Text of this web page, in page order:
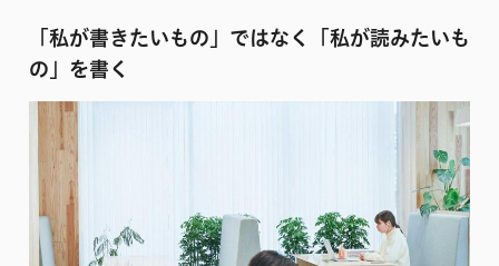
「私が書きたいもの」ではなく「私が読みたいも
の」を書く